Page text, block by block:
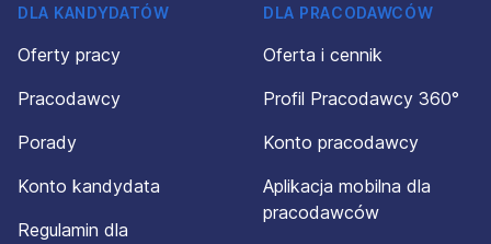
DLA KANDYDATÓW
Oferty pracy
Pracodawcy
Porady
Konto kandydata
Regulamin dla
DLA PRACODAWCÓW
Oferta i cennik
Profil Pracodawcy 360°
Konto pracodawcy
Aplikacja mobilna dla
pracodawców